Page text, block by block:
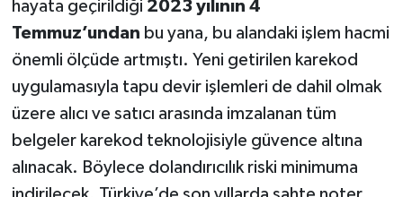
hayata geçirildiği 2023 yılının 4
Temmuz’undan bu yana, bu alandaki işlem hacmi
önemli ölçüde artmıştı. Yeni getirilen karekod
uygulamasıyla tapu devir işlemleri de dahil olmak
üzere alıcı ve satıcı arasında imzalanan tüm
belgeler karekod teknolojisiyle güvence altına
alınacak. Böylece dolandırıcılık riski minimuma